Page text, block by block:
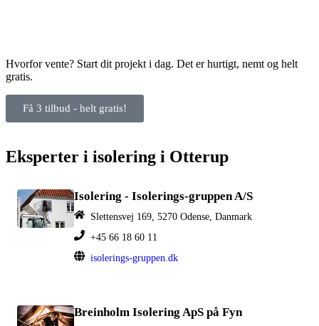
Hvorfor vente? Start dit projekt i dag. Det er hurtigt, nemt og helt
gratis.
Få 3 tilbud - helt gratis!
Eksperter i isolering i Otterup
Isolering - Isolerings-gruppen A/S
Slettensvej 169, 5270 Odense, Danmark
+45 66 18 60 11
isolerings-gruppen.dk
Breinholm Isolering ApS på Fyn